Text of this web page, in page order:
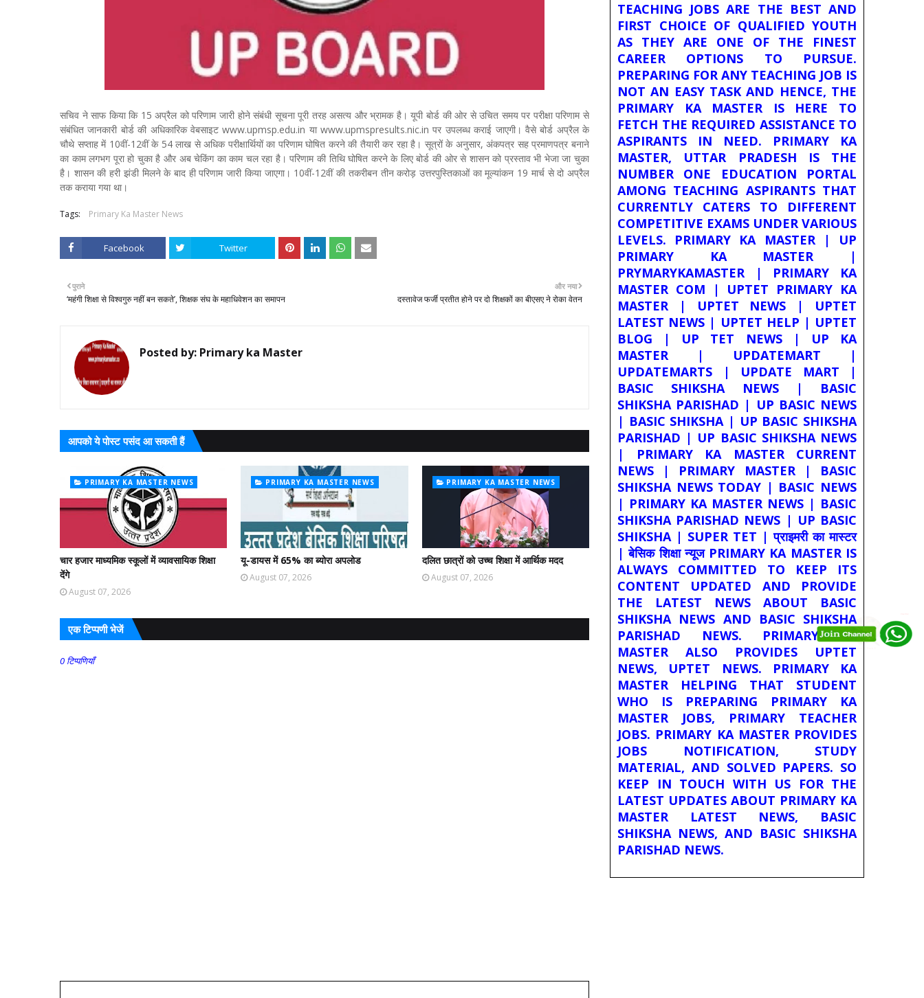
सचिव ने साफ किया कि 15 अप्रैल को परिणाम जारी होने संबंधी सूचना पूरी तरह असत्य और भ्रामक है। यूपी बोर्ड की ओर से उचित समय पर परीक्षा परिणाम से
संबंधित जानकारी बोर्ड की अधिकारिक वेबसाइट www.upmsp.edu.in या www.upmspresults.nic.in पर उपलब्ध कराई जाएगी। वैसे बोर्ड अप्रैल के
चौथे सप्ताह में 10वीं-12वीं के 54 लाख से अधिक परीक्षार्थियों का परिणाम घोषित करने की तैयारी कर रहा है। सूत्रों के अनुसार, अंकपत्र सह प्रमाणपत्र बनाने
का काम लगभग पूरा हो चुका है और अब चेकिंग का काम चल रहा है। परिणाम की तिथि घोषित करने के लिए बोर्ड की ओर से शासन को प्रस्ताव भी भेजा जा चुका
है। शासन की हरी झंडी मिलने के बाद ही परिणाम जारी किया जाएगा। 10वीं-12वीं की तकरीबन तीन करोड़ उत्तरपुस्तिकाओं का मूल्यांकन 19 मार्च से दो अप्रैल
तक कराया गया था।
Tags: Primary Ka Master News
Facebook Twitter
और नया
दस्तावेज फर्जी प्रतीत होने पर दो शिक्षकों का बीएसए ने रोका वेतन
पुराने
‘महंगी शिक्षा से विश्वगुरु नहीं बन सकते’, शिक्षक संघ के महाधिवेशन का समापन
Posted by: Primary ka Master
आपको ये पोस्ट पसंद आ सकती हैं
PRIMARY KA MASTER NEWS
चार हजार माध्यमिक स्कूलों में व्यावसायिक शिक्षा
देंगे
August 07, 2026
PRIMARY KA MASTER NEWS
यू-डायस में 65% का ब्योरा अपलोड
August 07, 2026
PRIMARY KA MASTER NEWS
दलित छात्रों को उच्च शिक्षा में आर्थिक मदद
August 07, 2026
एक टिप्पणी भेजें
0 टिप्पणियाँ
TEACHING JOBS ARE THE BEST AND
FIRST CHOICE OF QUALIFIED YOUTH
AS THEY ARE ONE OF THE FINEST
CAREER OPTIONS TO PURSUE.
PREPARING FOR ANY TEACHING JOB IS
NOT AN EASY TASK AND HENCE, THE
PRIMARY KA MASTER IS HERE TO
FETCH THE REQUIRED ASSISTANCE TO
ASPIRANTS IN NEED. PRIMARY KA
MASTER, UTTAR PRADESH IS THE
NUMBER ONE EDUCATION PORTAL
AMONG TEACHING ASPIRANTS THAT
CURRENTLY CATERS TO DIFFERENT
COMPETITIVE EXAMS UNDER VARIOUS
LEVELS. PRIMARY KA MASTER | UP
PRIMARY KA MASTER |
PRYMARYKAMASTER | PRIMARY KA
MASTER COM | UPTET PRIMARY KA
MASTER | UPTET NEWS | UPTET
LATEST NEWS | UPTET HELP | UPTET
BLOG | UP TET NEWS | UP KA
MASTER | UPDATEMART |
UPDATEMARTS | UPDATE MART |
BASIC SHIKSHA NEWS | BASIC
SHIKSHA PARISHAD | UP BASIC NEWS
| BASIC SHIKSHA | UP BASIC SHIKSHA
PARISHAD | UP BASIC SHIKSHA NEWS
| PRIMARY KA MASTER CURRENT
NEWS | PRIMARY MASTER | BASIC
SHIKSHA NEWS TODAY | BASIC NEWS
| PRIMARY KA MASTER NEWS | BASIC
SHIKSHA PARISHAD NEWS | UP BASIC
SHIKSHA | SUPER TET | प्राइमरी का मास्टर
| बेसिक शिक्षा न्यूज PRIMARY KA MASTER IS
ALWAYS COMMITTED TO KEEP ITS
CONTENT UPDATED AND PROVIDE
THE LATEST NEWS ABOUT BASIC
SHIKSHA NEWS AND BASIC SHIKSHA
PARISHAD NEWS. PRIMARY KA
MASTER ALSO PROVIDES UPTET
NEWS, UPTET NEWS. PRIMARY KA
MASTER HELPING THAT STUDENT
WHO IS PREPARING PRIMARY KA
MASTER JOBS, PRIMARY TEACHER
JOBS. PRIMARY KA MASTER PROVIDES
JOBS NOTIFICATION, STUDY
MATERIAL, AND SOLVED PAPERS. SO
KEEP IN TOUCH WITH US FOR THE
LATEST UPDATES ABOUT PRIMARY KA
MASTER LATEST NEWS, BASIC
SHIKSHA NEWS, AND BASIC SHIKSHA
PARISHAD NEWS.